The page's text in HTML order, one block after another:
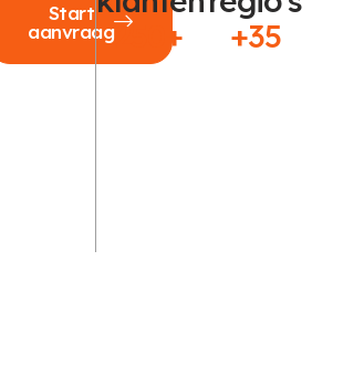
Start
aanvraag250+
+35